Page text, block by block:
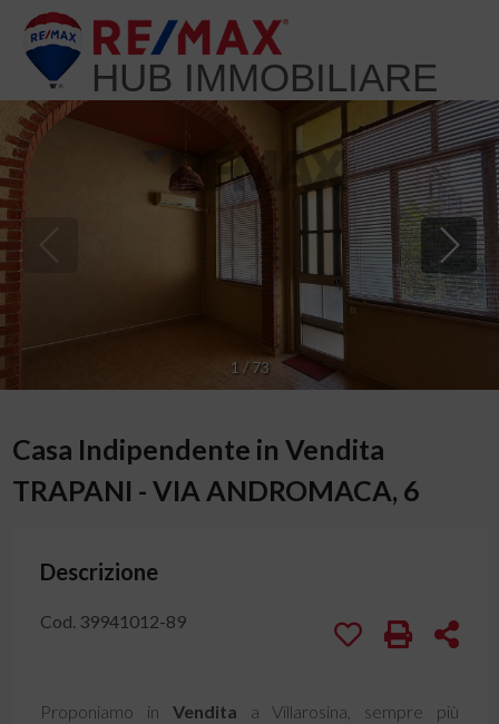
HUB IMMOBILIARE
1 / 73
Casa Indipendente in Vendita
TRAPANI - VIA ANDROMACA, 6
Descrizione
Cod. 39941012-89
Proponiamo in Vendita a Villarosina, sempre più